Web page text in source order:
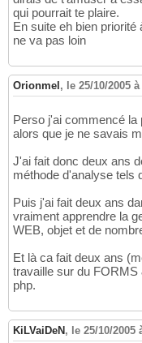
qui pourrait te plaire.
En suite eh bien
ne va pas loin
Orionmel , le 25/10/2005
Perso j'ai commencé la
alors que je ne savais
J'ai fait donc deux ans
méthode d'analyse tels
Puis j'ai fait deux ans
vraiment apprendre la
WEB, objet et de
Et là ca fait deux ans
travaille sur du
php.
KiLVaiDeN , le 25/10/2005